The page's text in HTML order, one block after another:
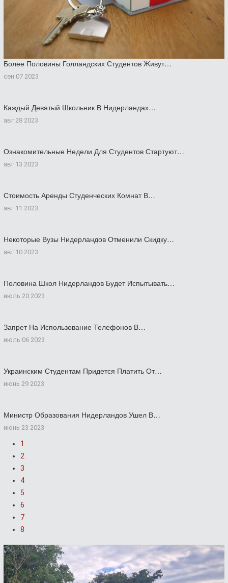
Более Половины Голландских Студентов Живут…
сен 07 2023
Каждый Девятый Школьник В Нидерландах…
авг 28 2023
Ознакомительные Недели Для Студентов Стартуют…
авг 13 2023
Стоимость Аренды Студенческих Комнат В…
авг 11 2023
Некоторые Вузы Нидерландов Отменили Скидку…
авг 10 2023
Половина Школ Нидерландов Будет Испытывать…
июль 20 2023
Запрет На Использование Телефонов В…
июль 06 2023
Украинским Студентам Придется Платить От…
июнь 29 2023
Министр Образования Нидерландов Ушел В…
июнь 23 2023
1
2
3
4
5
6
7
8